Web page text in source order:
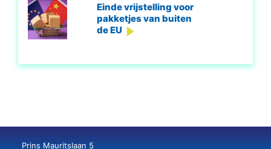
Einde vrijstelling voor
pakketjes van buiten
de EU
Prins Mauritslaan 5